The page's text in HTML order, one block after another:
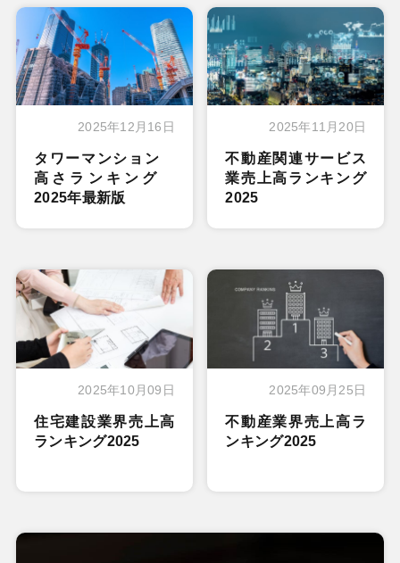
2025年12月16日
タワーマンション
高さランキング
2025年最新版
2025年11月20日
不動産関連サービス
業売上高ランキング
2025
2025年10月09日
住宅建設業界売上高
ランキング2025
2025年09月25日
不動産業界売上高ラ
ンキング2025